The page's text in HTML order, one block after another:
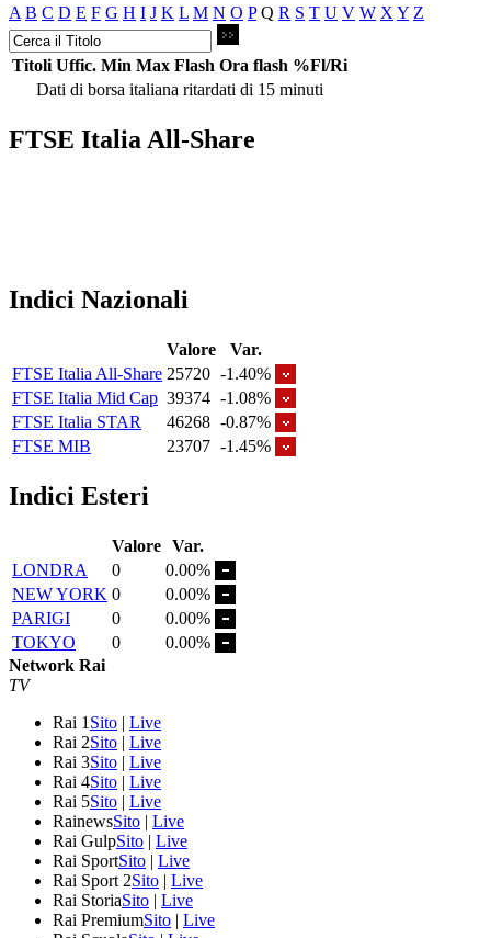
A B C D E F G H I J K L M N O P Q R S T U V W X Y Z
Titoli Uffic. Min Max Flash Ora flash %Fl/Ri
Dati di borsa italiana ritardati di 15 minuti
FTSE Italia All-Share
Indici Nazionali
Valore
Var.
FTSE Italia All-Share 25720 -1.40%
FTSE Italia Mid Cap 39374 -1.08%
FTSE Italia STAR
46268 -0.87%
FTSE MIB
23707 -1.45%
Indici Esteri
Valore Var.
LONDRA
0
0.00%
NEW YORK 0
0.00%
PARIGI
0
0.00%
TOKYO
0
0.00%
Network Rai
TV
Rai 1 Sito | Live
Rai 2Sito | Live
Rai 3Sito | Live
Rai 4Sito | Live
Rai 5Sito | Live
RainewsSito | Live
Rai GulpSito | Live
Rai SportSito | Live
Rai Sport 2Sito | Live
Rai StoriaSito | Live
Rai PremiumSito | Live